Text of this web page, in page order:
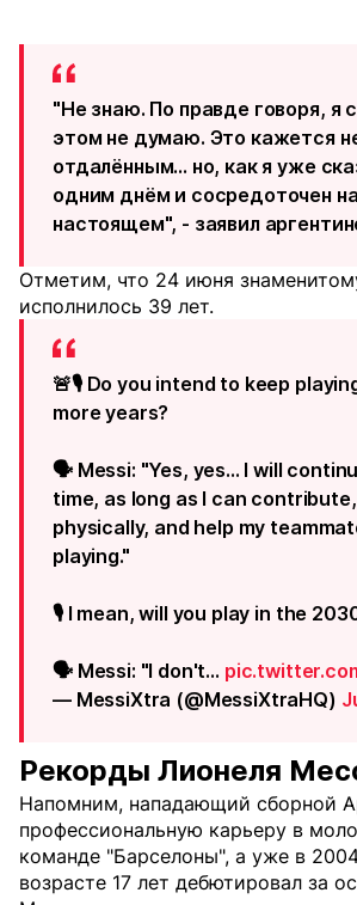
"Не знаю. По правде говоря, я
этом не думаю. Это кажется
отдалённым... но, как я уже
одним днём и сосредоточен на
настоящем", - заявил
Отметим, что 24 июня
исполнилось 39 лет.
🚨🎙️ Do you intend to keep
more years?
🗣️ Messi: "Yes, yes... I will
time, as long as I can
physically, and help my
playing."
🎙️ I mean, will you play in the
🗣️ Messi: "I don't…
— MessiXtra (@MessiXtraHQ)
Рекорды Лионеля
Напомним, нападающий сборной
профессиональную карьеру в
команде "Барселоны", а уже в
возрасте 17 лет дебютировал за